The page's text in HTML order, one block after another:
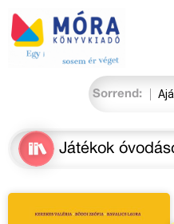
Sorrend:
Játékok